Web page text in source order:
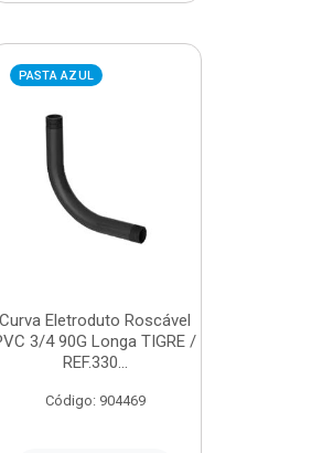
PASTA AZUL
Curva Eletroduto Roscável
3/4 90G Longa TIGRE /
REF.330...
Código: 904469